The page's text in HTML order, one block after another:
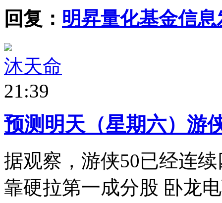
回复： 明昇量化基金信
沐天命
21:39
预测明天（星期六）游
据观察，游侠50已经连
靠硬拉第一成分股 卧龙